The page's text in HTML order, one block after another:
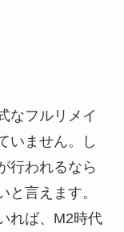
なフルリメイ
いません。し
行われるなら
と言えます。
れば、M2時代